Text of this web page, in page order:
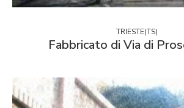
TRIESTE(TS)
Fabbricato di Via di